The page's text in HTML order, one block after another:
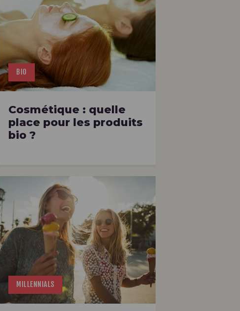
BIO
Cosmétique : quelle
place pour les produits
bio ?
MILLENNIALS